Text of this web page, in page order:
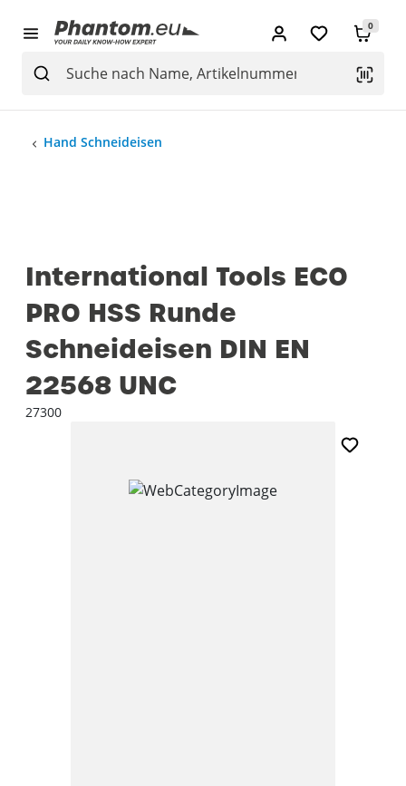
0
Hand Schneideisen
International Tools ECO
PRO HSS Runde
Schneideisen DIN EN
22568 UNC
27300